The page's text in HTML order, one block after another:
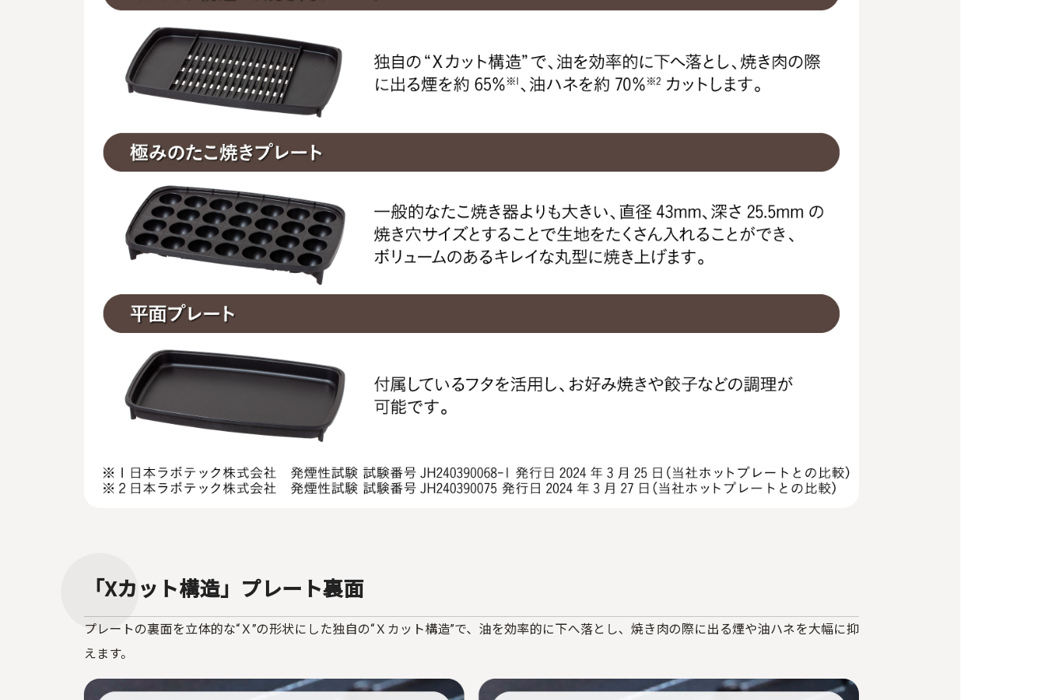
「Xカット構造」プレート裏面
プレートの裏面を立体的な“Ｘ”の形状にした独自の“Ｘカット構造”で、油を効率的に下へ落とし、焼き肉の際に出る煙や油ハネを大幅に抑
えます。